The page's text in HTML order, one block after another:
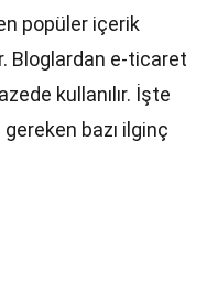
popüler içerik
Bloglardan e-ticaret
kullanılır. İşte
bazı ilginç